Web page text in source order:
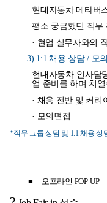
현대자동차 메타버
평소 궁금했던 직무
· 현업 실무자와의
3) 1:1채용 상담 / 모
현대자동차 인사담
업 준비를 하며 치
· 채용 전반 및 커리
· 모의면접
*직무 그룹 상담 및 1:1 채용
■ 오프라인 POP-UP